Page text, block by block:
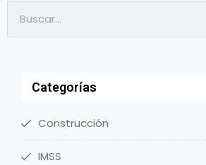
Categorías
Construcción
IMSS